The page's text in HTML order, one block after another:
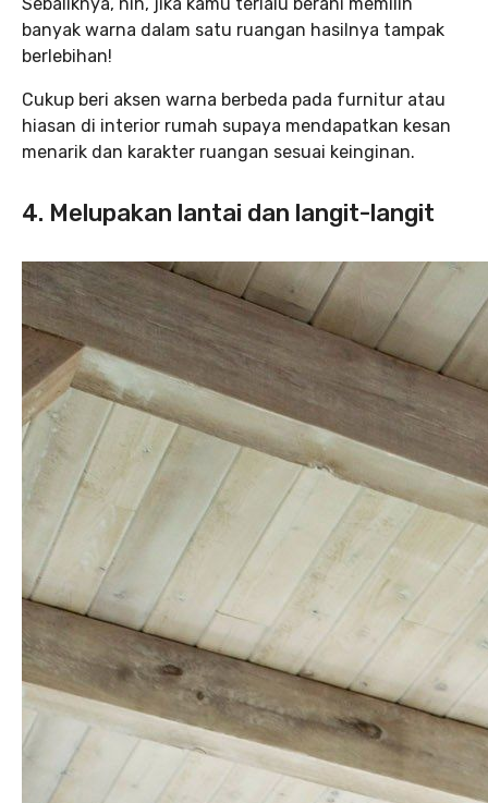
banyak warna dalam satu ruangan hasilnya tampak
berlebihan!
Cukup beri aksen warna berbeda pada furnitur atau
hiasan di interior rumah supaya mendapatkan kesan
menarik dan karakter ruangan sesuai keinginan.
4. Melupakan lantai dan langit-langit